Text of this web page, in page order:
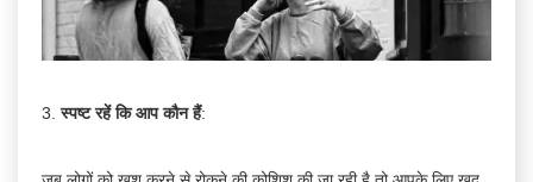
3.स्पष्ट रहें कि आप कौन हैं: